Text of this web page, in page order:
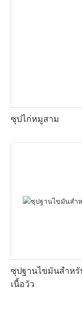
ซุปไก่หมูสาม
ซุปฐานไขมันสำหรั
เนื้อวัว